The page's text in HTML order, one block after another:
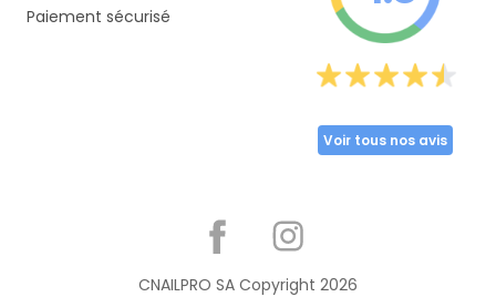
Paiement sécurisé
Voir tous nos avis
CNAILPRO SA Copyright 2026